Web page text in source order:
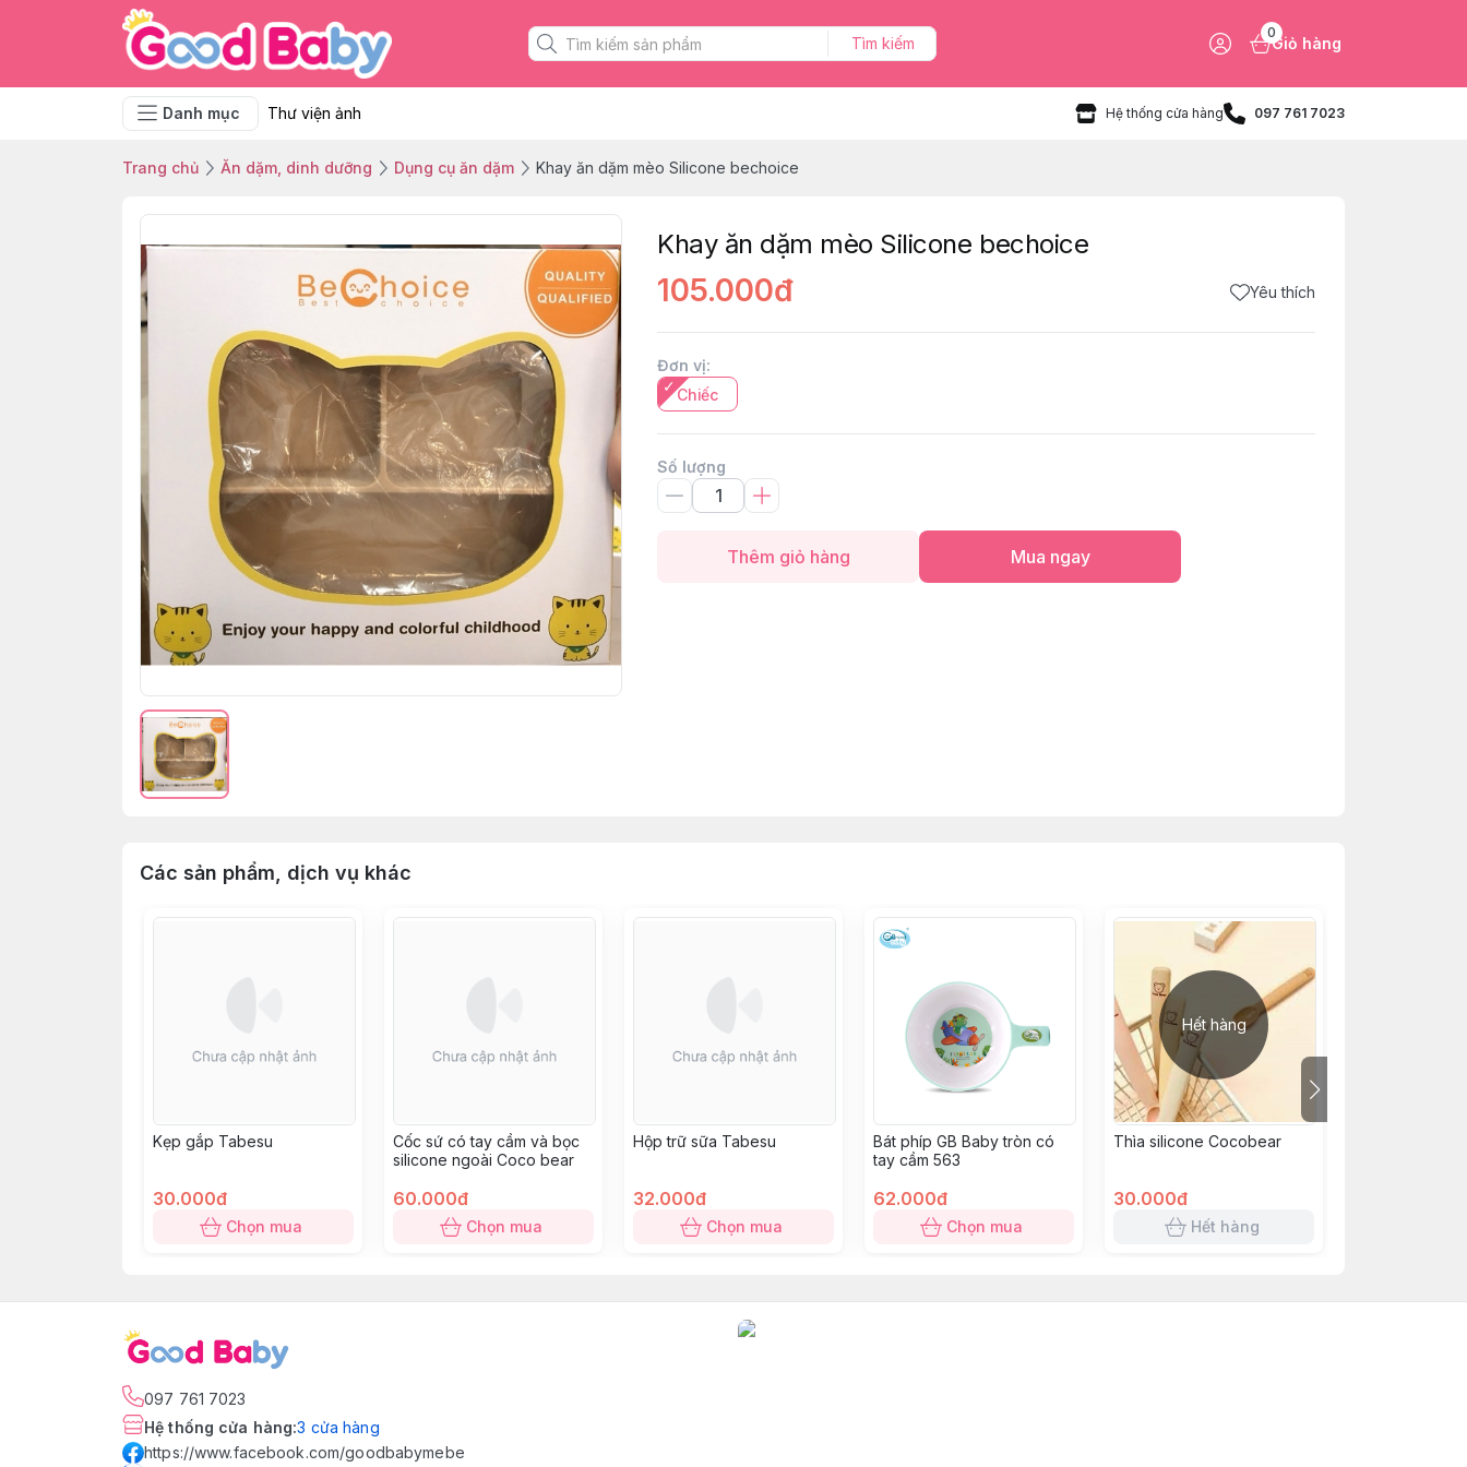
Tìm kiếm
0
Giỏ hàng
Danh mục Thư viện ảnh Hệ thống cửa hàng 097 761 7023
Trang chủ Ăn dặm, dinh dưỡng Dụng cụ ăn dặm Khay ăn dặm mèo Silicone bechoice
Khay ăn dặm mèo Silicone bechoice
105.000đ Yêu thích
Đơn vị:
Chiếc
Số lượng
Thêm giỏ hàng Mua ngay
Các sản phẩm, dịch vụ khác
Kẹp gắp Tabesu
30.000đ
Chọn mua
Cốc sứ có tay cầm và bọc
silicone ngoài Coco bear
60.000đ
Chọn mua
Hộp trữ sữa Tabesu
32.000đ
Chọn mua
Bát phíp GB Baby tròn có
tay cầm 563
62.000đ
Chọn mua
Hết hàng
Thìa silicone Cocobear
30.000đ
Hết hàng
097 761 7023
Hệ thống cửa hàng:3 cửa hàng
https://www.facebook.com/goodbabymebe